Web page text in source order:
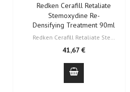
Redken Cerafill Retaliate
Stemoxydine Re-
Densifying Treatment 90ml
41,67 €